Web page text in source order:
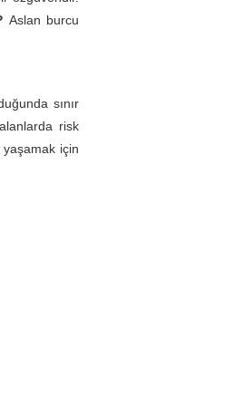
Aslan burcu
sınır
risk
için